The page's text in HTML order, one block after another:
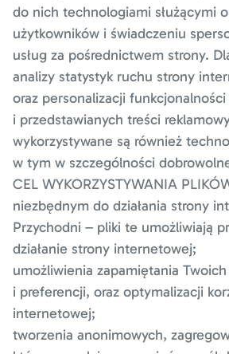
do nich technologiami służącymi
użytkowników i świadczeniu
usług za pośrednictwem strony.
analizy statystyk ruchu strony
oraz personalizacji funkcjonalności
i przedstawianych treści
wykorzystywane są również
w tym w szczególności
CEL WYKORZYSTYWANIA
niezbędnym do działania strony
Przychodni – pliki te umożliwiają
działanie strony internetowej;
umożliwienia zapamiętania
i preferencji, oraz optymalizacji
internetowej;
tworzenia anonimowych,